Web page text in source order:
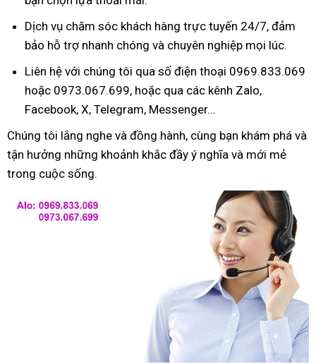
Dịch vụ chăm sóc khách hàng trực tuyến 24/7, đảm
bảo hỗ trợ nhanh chóng và chuyên nghiệp mọi lúc.
Liên hệ với chúng tôi qua số điện thoại 0969.833.069
hoặc 0973.067.699, hoặc qua các kênh Zalo,
Facebook, X, Telegram, Messenger…
Chúng tôi lắng nghe và đồng hành, cùng bạn khám phá và
tận hưởng những khoảnh khắc đầy ý nghĩa và mới mẻ
trong cuộc sống.